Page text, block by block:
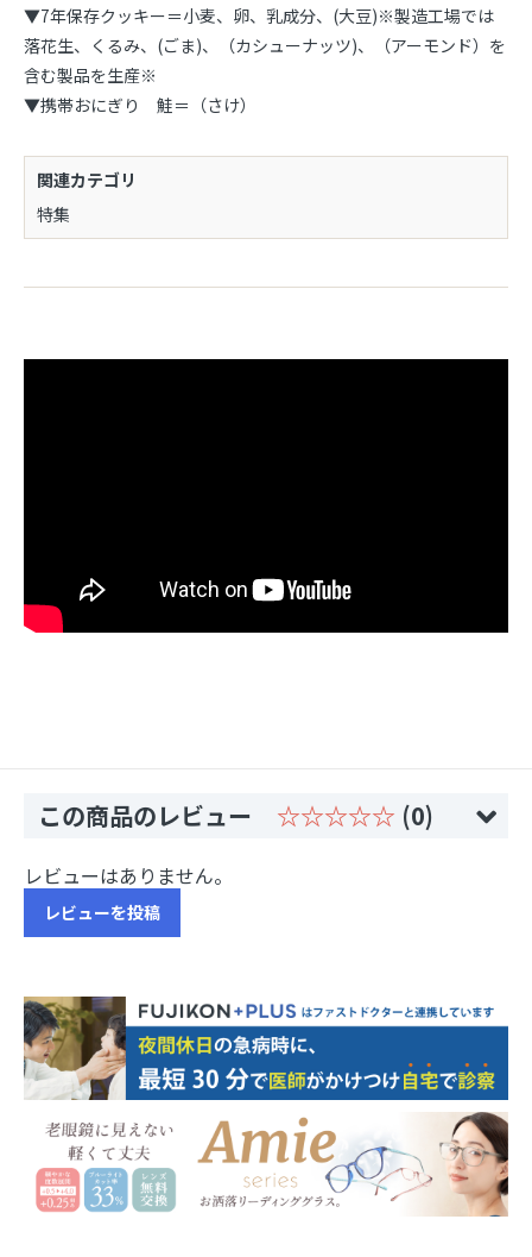
▼7年保存クッキー＝小麦、卵、乳成分、(大豆)※製造工場では
落花生、くるみ、(ごま)、（カシューナッツ)、（アーモンド）を
含む製品を生産※
▼携帯おにぎり 鮭＝（さけ）
関連カテゴリ
特集
この商品のレビュー ☆☆☆☆☆ (0)
レビューはありません。
レビューを投稿